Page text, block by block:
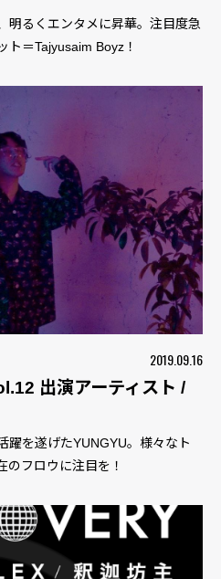
明るくエンタメに昇華。注目度急
ト＝Tajyusaim Boyz！
2019.09.16
出演アーティスト /
躍を遂げたYUNGYU。様々なト
のフロウに注目を！